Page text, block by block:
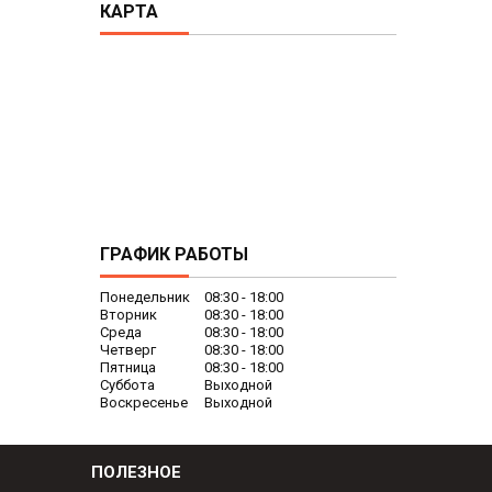
КАРТА
ГРАФИК РАБОТЫ
Понедельник 08:30
18:00
Вторник
08:30
18:00
Среда
08:30
18:00
Четверг
08:30
18:00
Пятница
08:30
18:00
Суббота
Выходной
Воскресенье
Выходной
ПОЛЕЗНОЕ